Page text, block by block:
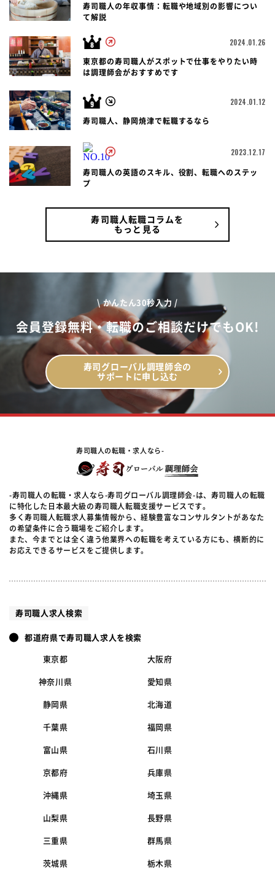
寿司職人の年収事情：転職や地域別の影響につい
て解説
2024.01.26
東京都の寿司職人がスポットで仕事をやりたい時
は調理師会がおすすめです
2024.01.12
寿司職人、静岡焼津で転職するなら
2023.12.17
寿司職人の英語のスキル、役割、転職へのステッ
プ
寿司職人転職コラムを
もっと見る
\ かんたん30秒入力 /
会員登録無料・転職のご相談だけでもOK!
寿司グローバル調理師会の
サポートに申し込む
寿司職人の転職・求人なら-
-寿司職人の転職・求人なら-寿司グローバル調理師会-は、寿司職人の転職
に特化した日本最大級の寿司職人転職支援サービスです。
多く寿司職人転職求人募集情報から、経験豊富なコンサルタントがあなた
の希望条件に合う職場をご紹介します。
また、今までとは全く違う他業界への転職を考えている方にも、横断的に
お応えできるサービスをご提供します。
寿司職人求人検索
都道府県で寿司職人求人を検索
東京都 大阪府
神奈川県 愛知県
静岡県 北海道
千葉県 福岡県
富山県 石川県
京都府 兵庫県
沖縄県 埼玉県
山梨県 長野県
三重県 群馬県
茨城県 栃木県